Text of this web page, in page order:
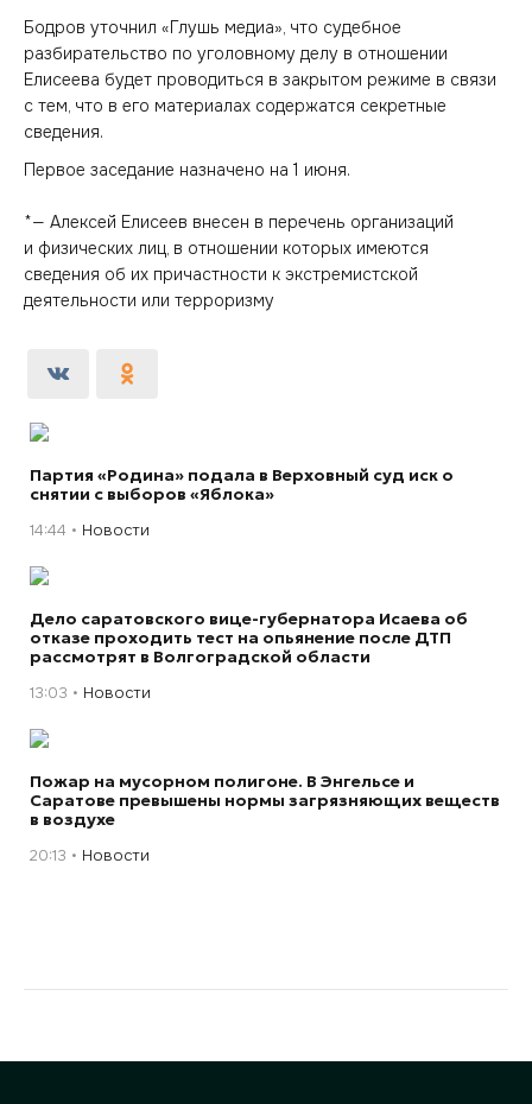
Бодров уточнил «Глушь медиа», что судебное
разбирательство по уголовному делу в отношении
Елисеева будет проводиться в закрытом режиме в связи
с тем, что в его материалах содержатся секретные
сведения.
Первое заседание назначено на 1 июня.
*— Алексей Елисеев внесен в перечень организаций
и физических лиц, в отношении которых имеются
сведения об их причастности к экстремистской
деятельности или терроризму
Партия «Родина» подала в Верховный суд иск о
снятии с выборов «Яблока»
14:44 Новости
Дело саратовского вице-губернатора Исаева об
отказе проходить тест на опьянение после ДТП
рассмотрят в Волгоградской области
13:03 Новости
Пожар на мусорном полигоне. В Энгельсе и
Саратове превышены нормы загрязняющих веществ
в воздухе
20:13 Новости